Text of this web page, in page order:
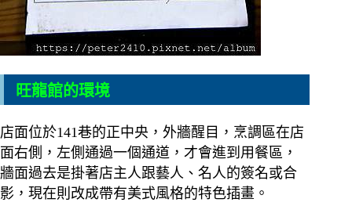
旺龍館的環境
店面位於141巷的正中央，外牆醒目，烹調區在店
面右側，左側通過一個通道，才會進到用餐區，
牆面過去是掛著店主人跟藝人、名人的簽名或合
影，現在則改成帶有美式風格的特色插畫。